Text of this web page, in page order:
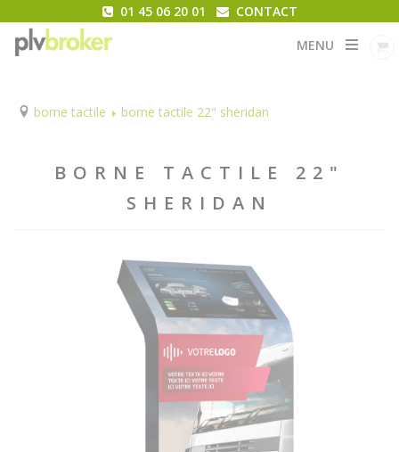
MENU
borne tactile borne tactile 22" sheridan
01 45 06 20 01 CONTACT
BORNE TACTILE 22"
SHERIDAN